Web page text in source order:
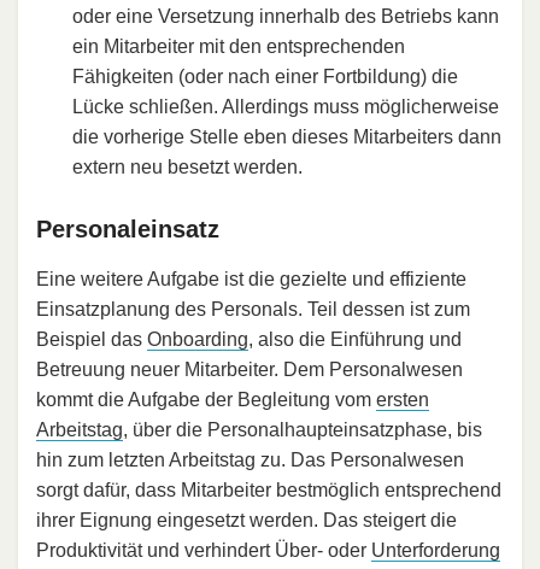
oder eine Versetzung innerhalb des Betriebs kann
ein Mitarbeiter mit den entsprechenden
Fähigkeiten (oder nach einer Fortbildung) die
Lücke schließen. Allerdings muss möglicherweise
die vorherige Stelle eben dieses Mitarbeiters dann
extern neu besetzt werden.
Personaleinsatz
Eine weitere Aufgabe ist die gezielte und effiziente
Einsatzplanung des Personals. Teil dessen ist zum
Beispiel das Onboarding, also die Einführung und
Betreuung neuer Mitarbeiter. Dem Personalwesen
kommt die Aufgabe der Begleitung vom ersten
Arbeitstag, über die Personalhaupteinsatzphase, bis
hin zum letzten Arbeitstag zu. Das Personalwesen
sorgt dafür, dass Mitarbeiter bestmöglich entsprechend
ihrer Eignung eingesetzt werden. Das steigert die
Produktivität und verhindert Über- oder Unterforderung